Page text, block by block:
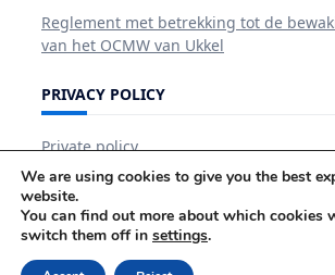
Reglement met betrekking tot de
van het OCMW van Ukkel
PRIVACY POLICY
Private policy
Het OCMW
BIJSTAND En DIENSTEN
We are using cookies to give you the best
website.
You can find out more about which cookies
switch them off in settings.